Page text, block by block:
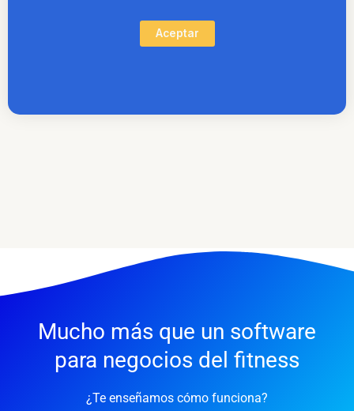
Aceptar
Mucho más que un software
para negocios del fitness
¿Te enseñamos cómo funciona?